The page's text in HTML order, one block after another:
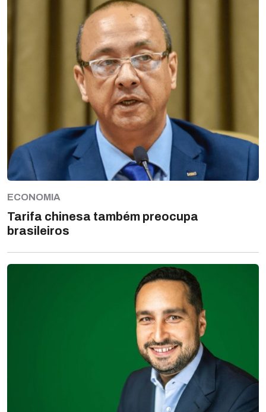
ECONOMIA
Tarifa chinesa também preocupa
brasileiros